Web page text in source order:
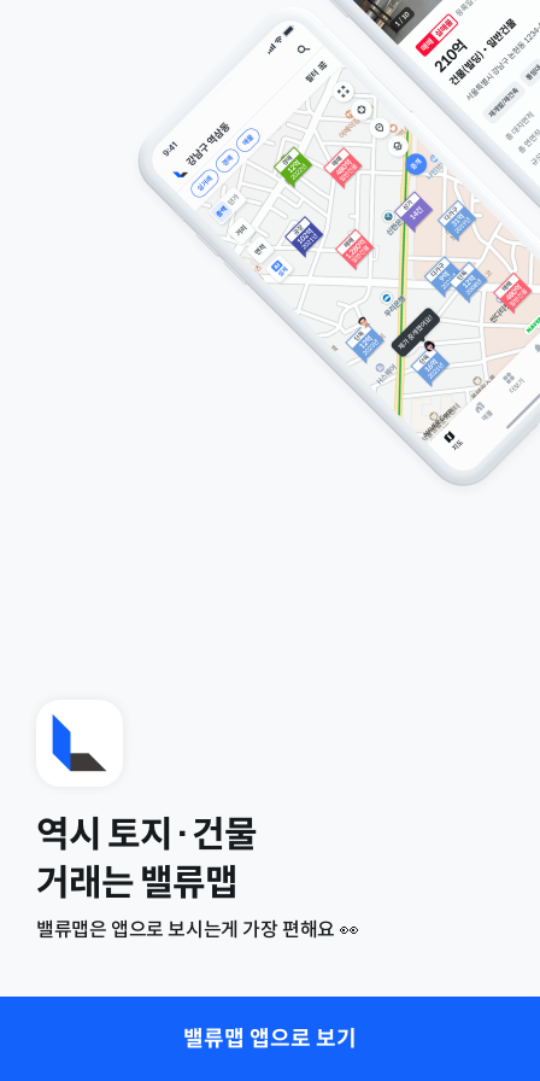
역시 토지·건물
거래는 밸류맵
밸류맵은 앱으로 보시는게 가장 편해요 👀
밸류맵 앱으로 보기